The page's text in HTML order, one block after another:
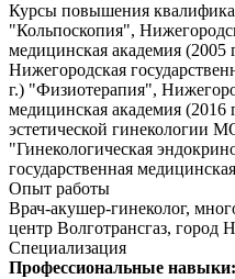
Курсы повышения
"Кольпоскопия",
медицинская академия (2005
Нижегородская
г.) "Физиотерапия",
медицинская академия (2016
эстетической гинекологии
"Гинекологическая
государственная
Опыт работы
Врач-акушер-гинеколог,
центр Волготрансгаз, город
Специализация
Профессиональные навыки: